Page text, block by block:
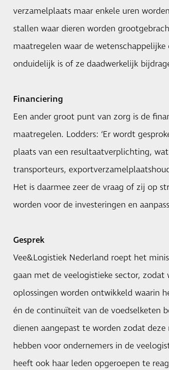
verzamelplaats maar enkele uren
stallen waar dieren worden
maatregelen waar de
onduidelijk is of ze daadwerkelijk
Financiering
Een ander groot punt van zorg is de
maatregelen. Lodders: ‘Er wordt
plaats van een resultaatverplichting,
transporteurs,
Het is daarmee zeer de vraag of zij op
worden voor de investeringen en
Gesprek
Vee&Logistiek Nederland roept het
gaan met de veelogistieke sector,
oplossingen worden ontwikkeld waarin
én de continuïteit van de voedselketen
dienen aangepast te worden zodat
hebben voor ondernemers in de
heeft ook haar leden opgeroepen te